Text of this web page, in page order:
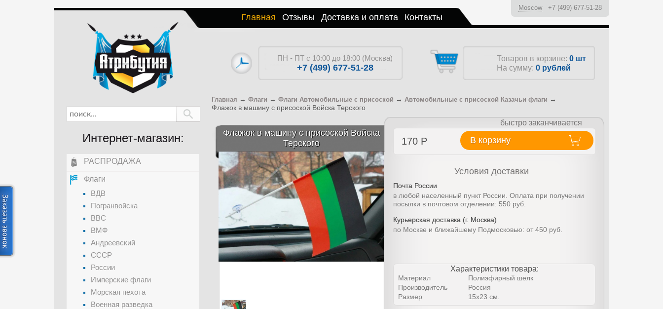
Главная Отзывы Доставка и оплата Контакты
Moscow +7 (499) 677-51-28
ПН - ПТ с 10:00 до 18:00 (Москва)
+7 (499) 677-51-28
Товаров в корзине: 0 шт
На сумму: 0 рублей
Главная → Флаги → Флаги Автомобильные с присоской → Автомобильные с присоской Казачьи флаги →
Флажок в машину с присоской Войска Терского
Флажок в машину с присоской Войска
Терского
быстро заканчивается
170 Р В корзину
Условия доставки
Почта России
в любой населенный пункт России. Оплата при получении
посылки в почтовом отделении: 550 руб.
Курьерская доставка (г. Москва)
по Москве и ближайшему Подмосковью: от 450 руб.
Характеристики товара:
Материал
Полиэфирный шелк
Производитель
Россия
Размер
15х23 см.
Интернет-магазин:
РАСПРОДАЖА
Флаги
ВДВ
Погранвойска
ВВС
ВМФ
Андреевский
СССР
России
Имперские флаги
Морская пехота
Военная разведка